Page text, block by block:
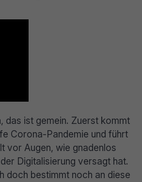
das ist gemein. Zuerst kommt
Corona-Pandemie und führt
vor Augen, wie gnadenlos
Digitalisierung versagt hat.
doch bestimmt noch an diese